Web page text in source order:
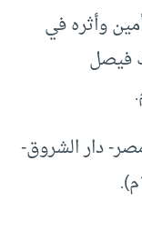
وأثره في
فيصل
دار الشروق-